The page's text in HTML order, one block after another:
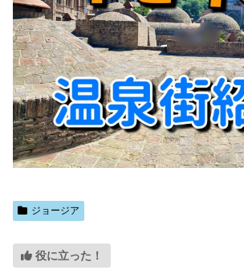
ジョージア
役に立った！